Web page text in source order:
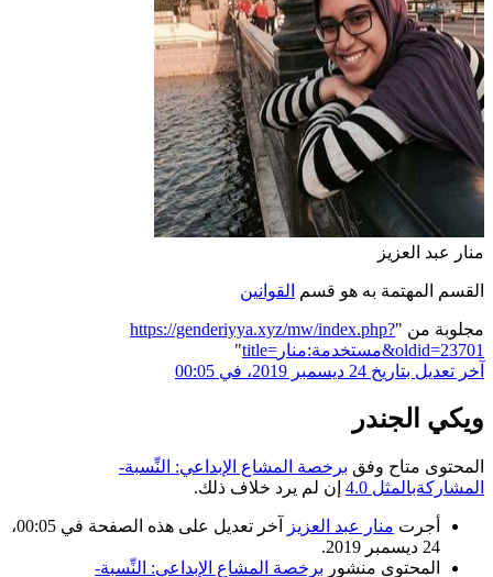
منار عبد العزيز
القسم المهتمة به هو قسم القوانين
مجلوبة من "https://genderiyya.xyz/mw/index.php?
title=مستخدمة:منار&oldid=23701
"
آخر تعديل بتاريخ 24 ديسمبر 2019، في 00:05
ويكي الجندر
المحتوى متاح وفق برخصة المشاع الإبداعي: النِّسبة-
المشاركةبالمثل 4.0
إن لم يرد خلاف ذلك.
أجرت منار عبد العزيز
آخر تعديل على هذه الصفحة في 00:05،
24 ديسمبر 2019.
المحتوى منشور برخصة المشاع الإبداعي: النِّسبة-